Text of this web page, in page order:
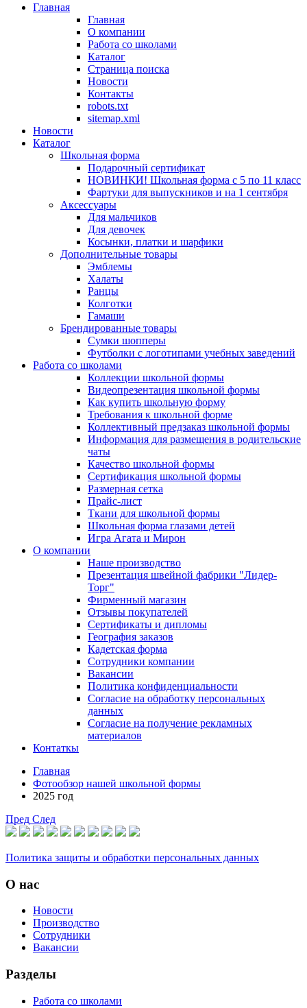
Главная
Главная
О компании
Работа со школами
Каталог
Страница поиска
Новости
Контакты
robots.txt
sitemap.xml
Новости
Каталог
Школьная форма
Подарочный сертификат
НОВИНКИ! Школьная форма с 5 по 11 класс
Фартуки для выпускников и на 1 сентября
Аксессуары
Для мальчиков
Для девочек
Косынки, платки и шарфики
Дополнительные товары
Эмблемы
Халаты
Ранцы
Колготки
Гамаши
Брендированные товары
Сумки шопперы
Футболки с логотипами учебных заведений
Работа со школами
Коллекции школьной формы
Видеопрезентация школьной формы
Как купить школьную форму
Требования к школьной форме
Коллективный предзаказ школьной формы
Информация для размещения в родительские
чаты
Качество школьной формы
Сертификация школьной формы
Размерная сетка
Прайс-лист
Ткани для школьной формы
Школьная форма глазами детей
Игра Агата и Мирон
О компании
Наше производство
Презентация швейной фабрики "Лидер-
Торг"
Фирменный магазин
Отзывы покупателей
Сертификаты и дипломы
География заказов
Кадетская форма
Сотрудники компании
Вакансии
Политика конфиденциальности
Согласие на обработку персональных
данных
Согласие на получение рекламных
материалов
Контаткы
Главная
Фотообзор нашей школьной формы
2025 год
Пред След
Политика защиты и обработки персональных данных
О нас
Новости
Производство
Сотрудники
Вакансии
Разделы
Работа со школами